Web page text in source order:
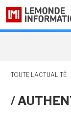
TOUTE L'ACTUALITÉ
/